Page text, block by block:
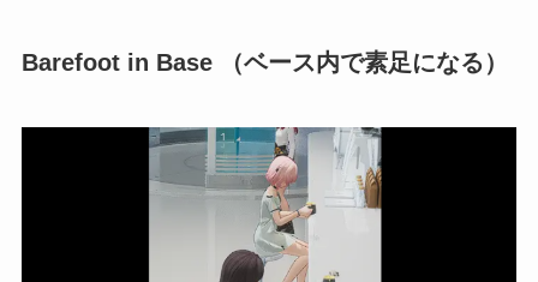
Barefoot in Base （ベース内で素足になる）